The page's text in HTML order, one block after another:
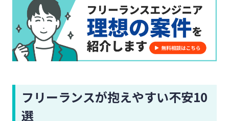
フリーランスが抱えやすい不安10
選